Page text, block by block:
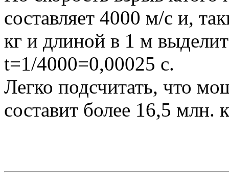
составляет 4000 м/с и,
кг и длиной в 1 м
t=1/4000=0,00025 с.
Легко подсчитать, что
составит более 16,5 млн.